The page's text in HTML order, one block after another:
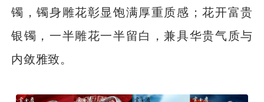
镯，镯身雕花彰显饱满厚重质感；花开富贵
银镯，一半雕花一半留白，兼具华贵气质与
内敛雅致。